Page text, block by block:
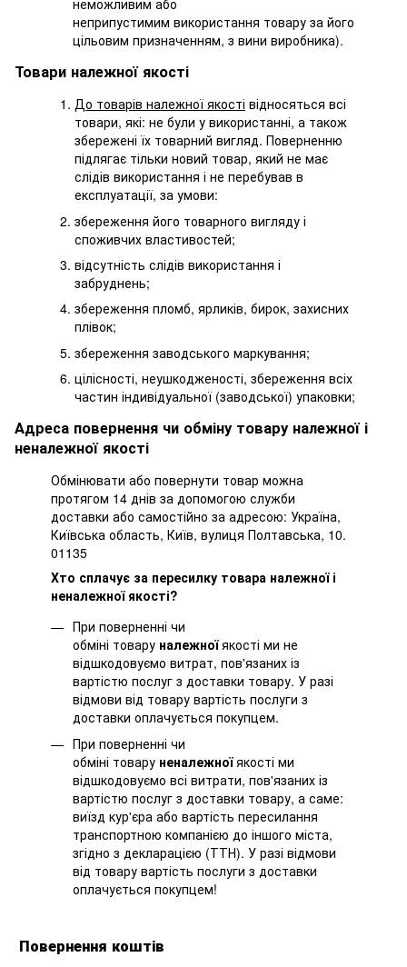
неможливим або
неприпустимим використання товару за його
цільовим призначенням, з вини виробника).
Товари належної якості
До товарів належної якості відносяться всі
товари, які: не були у використанні, а також
збережені їх товарний вигляд. Поверненню
підлягає тільки новий товар, який не має
слідів використання і не перебував в
експлуатації, за умови:
збереження його товарного вигляду і
споживчих властивостей;
відсутність слідів використання і
забруднень;
збереження пломб, ярликів, бирок, захисних
плівок;
збереження заводського маркування;
цілісності, неушкодженості, збереження всіх
частин індивідуальної (заводської) упаковки;
Адреса повернення чи обміну товару належної і
неналежної якості
Обмінювати або повернути товар можна
протягом 14 днів за допомогою служби
доставки або самостійно за адресою: Україна,
Київська область, Київ, вулиця Полтавська, 10.
01135
Хто сплачує за пересилку товара належної і
неналежної якості?
При поверненні чи
обміні товару належноїякості ми не
відшкодовуємо витрат, пов'язаних із
вартістю послуг з доставки товару. У разі
відмови від товару вартість послуги з
доставки оплачується покупцем.
При поверненні чи
обміні товару неналежноїякості ми
відшкодовуємо всі витрати, пов'язаних із
вартістю послуг з доставки товару, а саме:
виїзд кур'єра або вартість пересилання
транспортною компанією до іншого міста,
згідно з декларацією (ТТН). У разі відмови
від товару вартість послуги з доставки
оплачується покупцем!
Повернення коштів